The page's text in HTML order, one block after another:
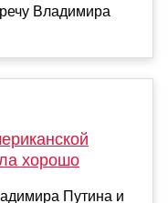
Владимира
хорошо
Путина и